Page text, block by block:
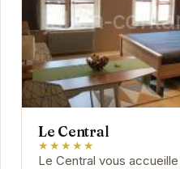
Le Central
★★★★★
Le Central vous